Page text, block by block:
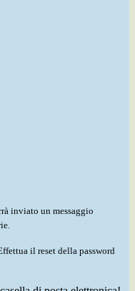
inviato un messaggio
il reset della password